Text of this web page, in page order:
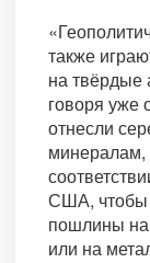
также
на
говоря уже
отнесли
минералам,
США, чтобы
пошлины на
или на